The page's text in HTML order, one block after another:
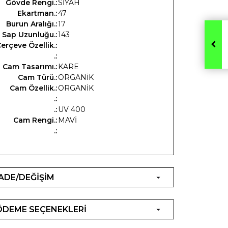
Gövde Rengi.:SİYAH
Ekartman.:47
Burun Aralığı.:17
Sap Uzunluğu.:143
Özellik.:
.:
Cam Tasarımı.:KARE
Cam Türü.:ORGANİK
Cam Özellik.:ORGANİK
.:
.:UV 400
Cam Rengi.:MAVİ
.:
DEĞİŞİM
SEÇENEKLERİ